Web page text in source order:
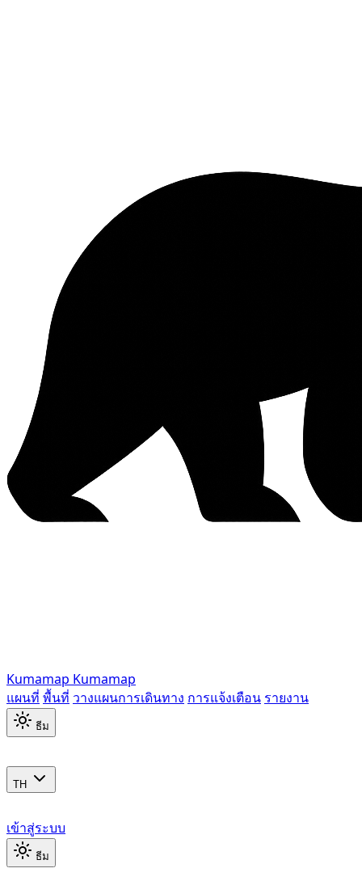
Kumamap Kumamap
แผนที่ พื้นที่ วางแผนการเดินทาง การแจ้งเตือน รายงาน
ธีม
TH
เข้าสู่ระบบ
ธีม